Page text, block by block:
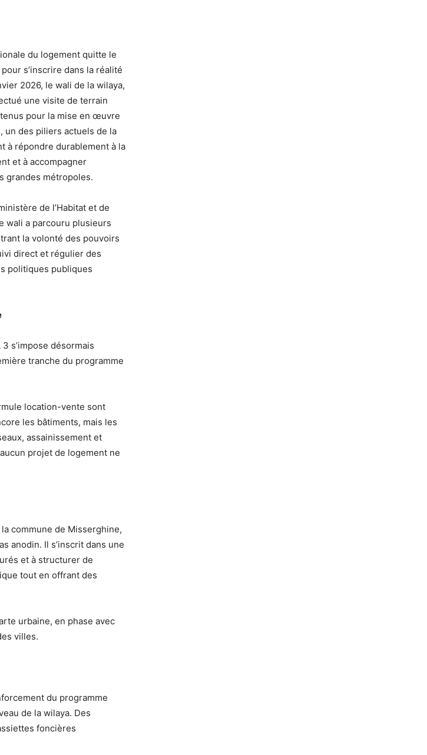
du logement quitte le
s’inscrire dans la réalité
2026, le wali de la wilaya,
une visite de terrain
pour la mise en œuvre
un des piliers actuels de la
à répondre durablement à la
et à accompagner
grandes métropoles.
de l’Habitat et de
wali a parcouru plusieurs
la volonté des pouvoirs
direct et régulier des
politiques publiques
s’impose désormais
tranche du programme
location-vente sont
les bâtiments, mais les
assainissement et
projet de logement ne
commune de Misserghine,
anodin. Il s’inscrit dans une
et à structurer de
tout en offrant des
urbaine, en phase avec
villes.
du programme
de la wilaya. Des
foncières